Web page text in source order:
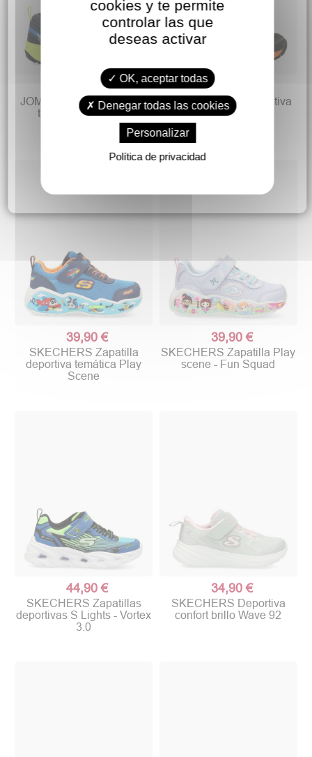
32,90 €
JOMA Zapatilla deporltiva
trail confort Tundra
32,90 €
JOMA Zapatilla deporltiva
trail Tundra
39,90 €
SKECHERS Zapatilla
deportiva temática Play
Scene
39,90 €
SKECHERS Zapatilla Play
scene - Fun Squad
44,90 €
SKECHERS Zapatillas
deportivas S Lights - Vortex
3.0
34,90 €
SKECHERS Deportiva
confort brillo Wave 92
cookies y te permite
controlar las que
deseas activar
OK, aceptar todas
Denegar todas las cookies
Personalizar
Política de privacidad